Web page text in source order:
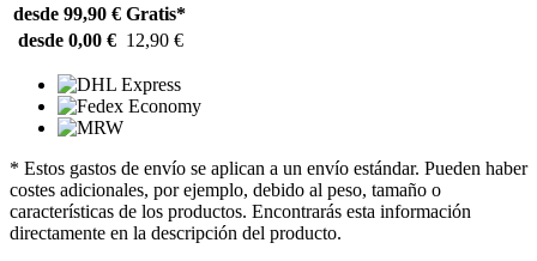
desde 99,90 € Gratis*
desde 0,00 € 12,90 €
* Estos gastos de envío se aplican a un envío estándar. Pueden haber
costes adicionales, por ejemplo, debido al peso, tamaño o
características de los productos. Encontrarás esta información
directamente en la descripción del producto.